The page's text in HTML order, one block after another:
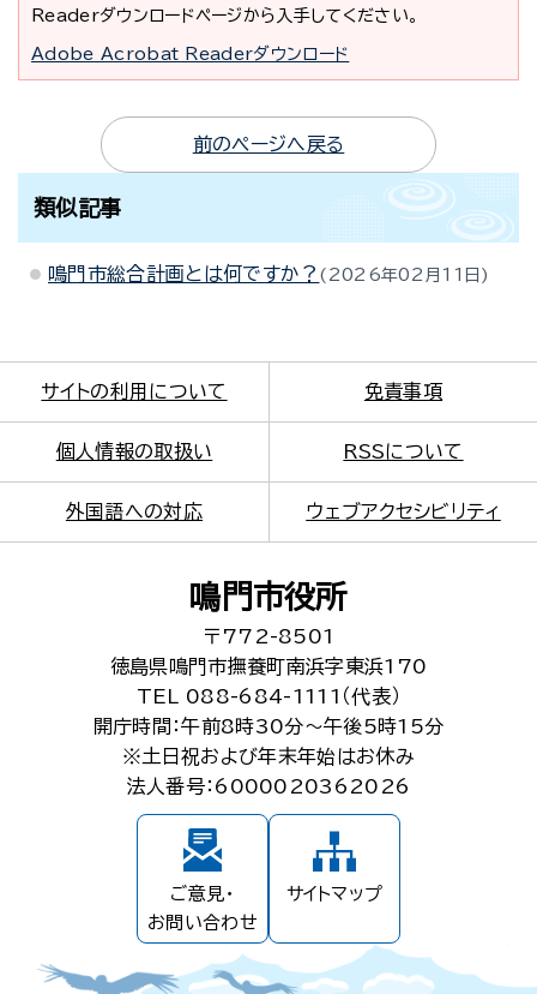
Readerダウンロードページから入手してください。
Adobe Acrobat Readerダウンロード
前のページへ戻る
類似記事
鳴門市総合計画とは何ですか？ 2026年02月11日
サイトの利用について 免責事項
個人情報の取扱い RSSについて
外国語への対応 ウェブアクセシビリティ
鳴門市役所
〒772-8501
徳島県鳴門市撫養町南浜字東浜170
TEL 088-684-1111（代表）
開庁時間：午前8時30分～午後5時15分
※土日祝および年末年始はお休み
法人番号：6000020362026
ご意見・
お問い合わせ
サイトマップ